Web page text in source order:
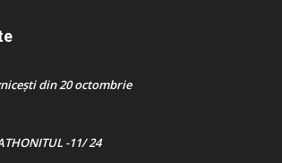
din 20 octombrie
-11/ 24